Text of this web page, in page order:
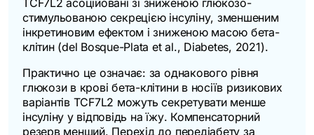
стимульованою секрецією інсуліну, зменшеним
інкретиновим ефектом і зниженою масою бета-
клітин (del Bosque-Plata et al., Diabetes, 2021).
Практично це означає: за однакового рівня
глюкози в крові бета-клітини в носіїв ризикових
варіантів TCF7L2 можуть секретувати менше
інсуліну у відповідь на їжу. Компенсаторний
резерв менший. Перехід до передіабету за